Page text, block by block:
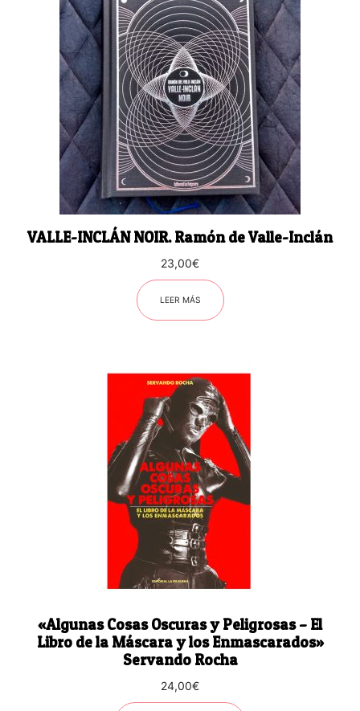
VALLE-INCLÁN NOIR. Ramón de Valle-Inclán
23,00€
LEER MÁS
«Algunas Cosas Oscuras y Peligrosas – El
Libro de la Máscara y los Enmascarados»
Servando Rocha
24,00€